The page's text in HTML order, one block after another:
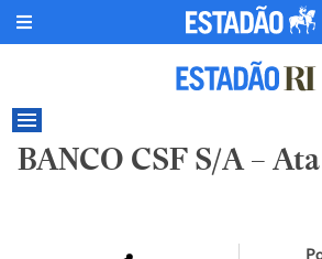
BANCO CSF S/A – Ata